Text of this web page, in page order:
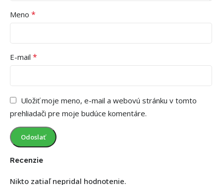
Recenzie
Nikto zatiaľ nepridal hodnotenie.
Meno *
E-mail *
Uložiť moje meno, e-mail a webovú stránku v tomto
prehliadači pre moje budúce komentáre.